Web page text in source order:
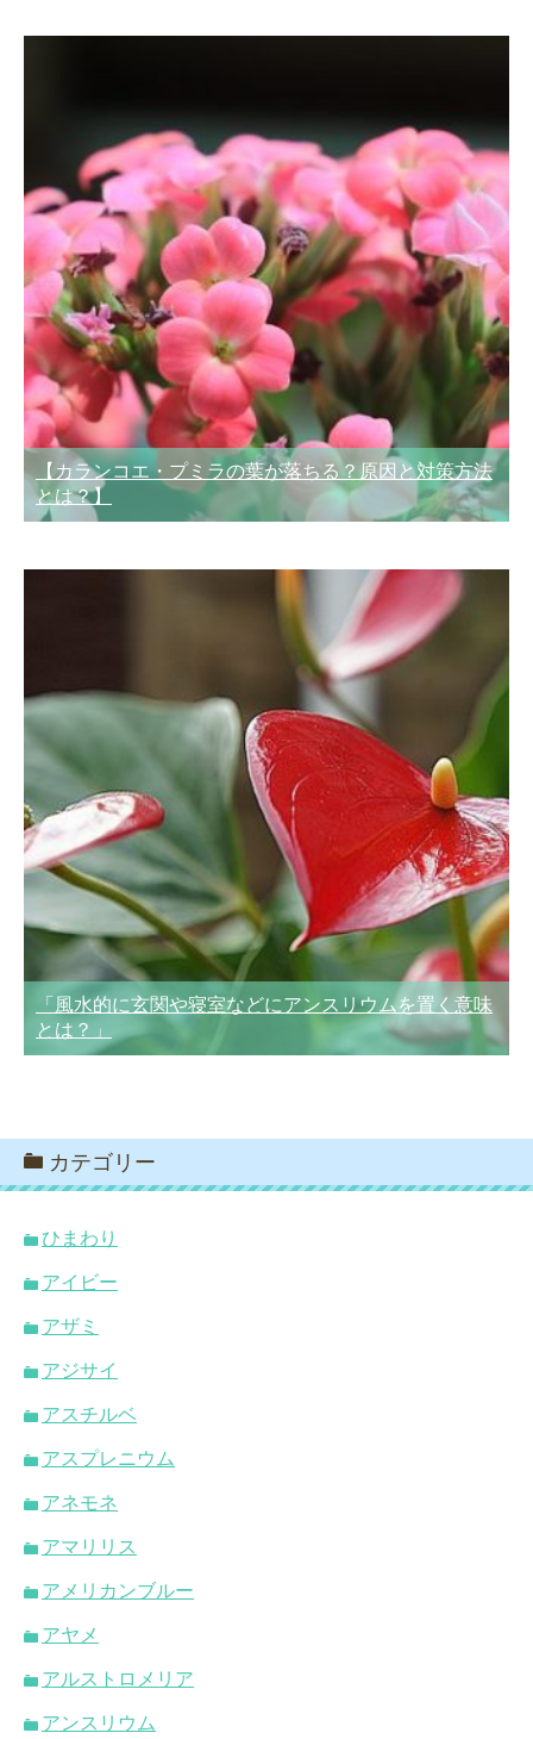
【カランコエ・プミラの葉が落ちる？原因と対策方法
とは？】
「風水的に玄関や寝室などにアンスリウムを置く意味
とは？」
カテゴリー
ひまわり
アイビー
アザミ
アジサイ
アスチルベ
アスプレニウム
アネモネ
アマリリス
アメリカンブルー
アヤメ
アルストロメリア
アンスリウム